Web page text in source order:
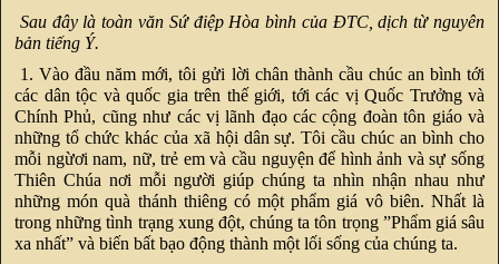
Sau đây là toàn văn Sứ điệp Hòa bình của ĐTC, dịch từ nguyên
bản tiếng Ý.
1. Vào đầu năm mới, tôi gửi lời chân thành cầu chúc an bình tới
các dân tộc và quốc gia trên thế giới, tới các vị Quốc Trưởng và
Chính Phủ, cũng như các vị lãnh đạo các cộng đoàn tôn giáo và
những tổ chức khác của xã hội dân sự. Tôi cầu chúc an bình cho
mỗi ngừơi nam, nữ, trẻ em và cầu nguyện để hình ảnh và sự sống
Thiên Chúa nơi mỗi người giúp chúng ta nhìn nhận nhau như
những món quà thánh thiêng có một phẩm giá vô biên. Nhất là
trong những tình trạng xung đột, chúng ta tôn trọng ”Phẩm giá sâu
xa nhất” và biến bất bạo động thành một lối sống của chúng ta.